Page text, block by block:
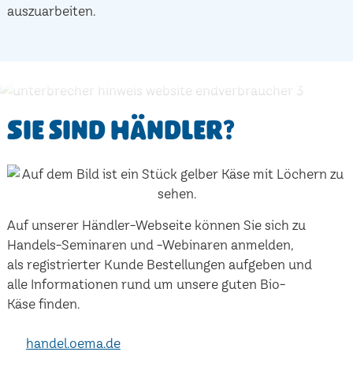
auszuarbeiten.
Sie sind Händler?
Auf unserer Händler-Webseite können Sie sich zu
Handels-Seminaren und -Webinaren anmelden,
als registrierter Kunde Bestellungen aufgeben und
alle Informationen rund um unsere guten Bio-
Käse finden.
handel.oema.de